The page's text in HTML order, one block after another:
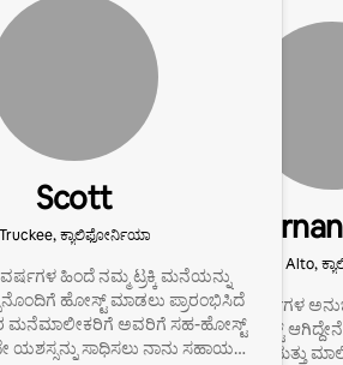
Scott
Truckee, ಕ್ಯಾಲಿಫೋರ್ನಿಯಾ
ವರ್ಷಗಳ ಹಿಂದೆ ನಮ್ಮ ಟ್ರಕ್ಕಿ ಮನೆಯನ್ನು
ಹೋಸ್ಟ್ ಮಾಡಲು ಪ್ರಾರಂಭಿಸಿದೆ
ಮನೆಮಾಲೀಕರಿಗೆ ಅವರಿಗೆ ಸಹ-ಹೋಸ್ಟ್
ಯಶಸ್ಸನ್ನು ಸಾಧಿಸಲು ನಾನು ಸಹಾಯ
Palo Alto,
ನಾನು 3+ ವರ್ಷಗಳ
ಸೂಪರ್‌ಹೋಸ್ಟ್
ಅನುಭವಗಳನ್ನು ಮತ್ತು